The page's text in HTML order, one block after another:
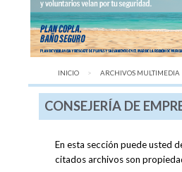
INICIO ARCHIVOS MULTIMEDIA
CONSEJERÍA DE
En esta sección puede usted
citados archivos son